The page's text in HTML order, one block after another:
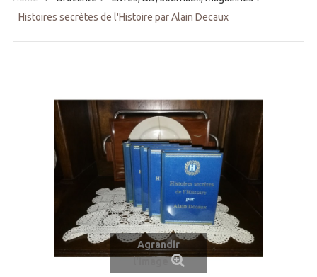
Histoires secrètes de l'Histoire par Alain Decaux
Agrandir